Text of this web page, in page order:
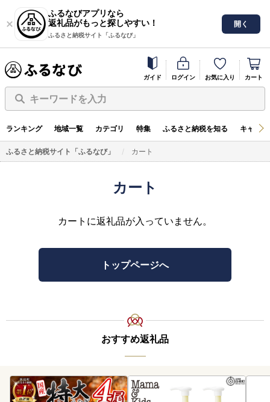
ふるなびアプリなら
返礼品がもっと探しやすい！
ふるさと納税サイト「ふるなび」
開く
ガイド ログイン お気に入り カート
キーワードを入力
ランキング 地域一覧 カテゴリ 特集 ふるさと納税を知る キャン
ふるさと納税サイト「ふるなび」 カート
カート
カートに返礼品が入っていません。
トップページへ
おすすめ返礼品